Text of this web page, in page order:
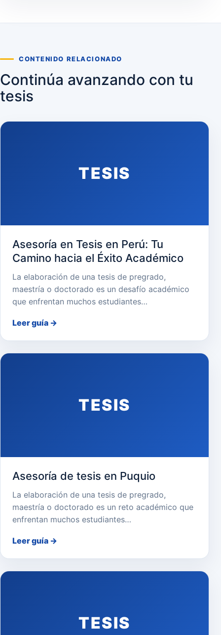
CONTENIDO RELACIONADO
Continúa avanzando con tu
tesis
TESIS
Asesoría en Tesis en Perú: Tu
Camino hacia el Éxito Académico
La elaboración de una tesis de pregrado,
maestría o doctorado es un desafío académico
que enfrentan muchos estudiantes…
Leer guía →
TESIS
Asesoría de tesis en Puquio
La elaboración de una tesis de pregrado,
maestría o doctorado es un reto académico que
enfrentan muchos estudiantes…
Leer guía →
TESIS